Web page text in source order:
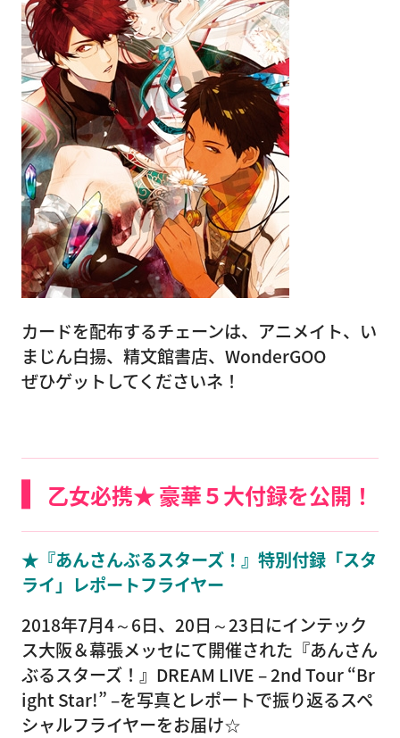
カードを配布するチェーンは、アニメイト、い
まじん白揚、精文館書店、WonderGOO
ぜひゲットしてくださいネ！
乙女必携★ 豪華５大付録を公開！
★『あんさんぶるスターズ！』特別付録「スタ
ライ」レポートフライヤー
2018年7月4～6日、20日～23日にインテック
ス大阪＆幕張メッセにて開催された『あんさん
ぶるスターズ！』DREAM LIVE – 2nd Tour “Br
ight Star!” –を写真とレポートで振り返るスペ
シャルフライヤーをお届け☆